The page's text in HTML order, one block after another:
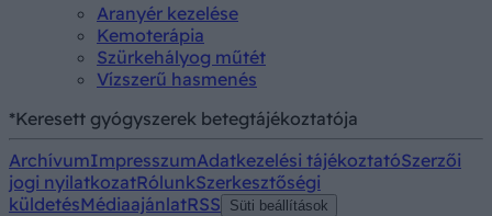
Aranyér kezelése
Kemoterápia
Szürkehályog műtét
Vízszerű hasmenés
*Keresett gyógyszerek betegtájékoztatója
ArchívumImpresszumAdatkezelési tájékoztatóSzerzői
jogi nyilatkozatRólunkSzerkesztőségi
küldetésMédiaajánlatRSS Süti beállítások